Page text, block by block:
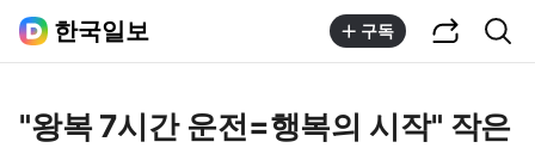
한국일보 구독
"왕복 7시간 운전=행복의 시작" 작은